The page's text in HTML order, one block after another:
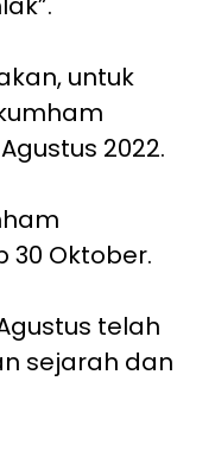
untuk
2022.
30 Oktober.
telah
sejarah dan